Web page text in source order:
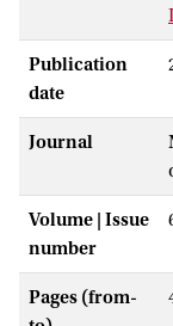
Publication
date
Journal
Volume | Issue
number
Pages (from-